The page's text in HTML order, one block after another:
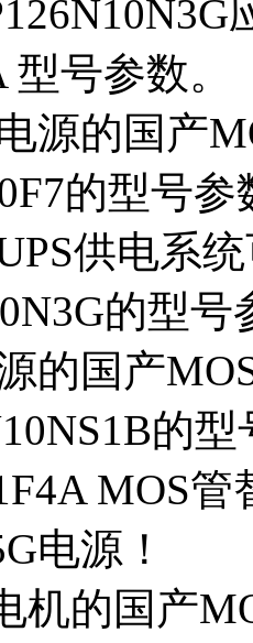
号参数。
源的国产
的型号参
供电系
的型号
的国产
的
MOS
电源！
机的国产